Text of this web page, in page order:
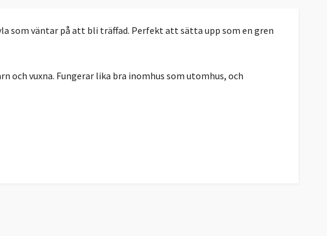
som väntar på att bli träffad. Perfekt att sätta upp som en gren
och vuxna. Fungerar lika bra inomhus som utomhus, och